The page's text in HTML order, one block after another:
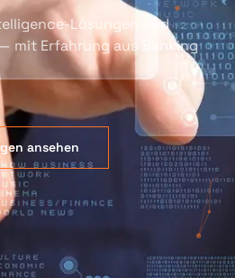
Lösungen und
mit Erfahrung aus Banking
ansehen